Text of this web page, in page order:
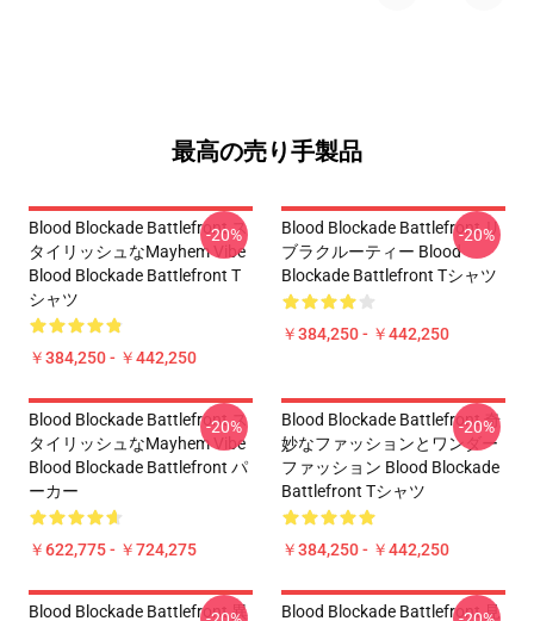
最高の売り手製品
Blood Blockade Battlefront ス
タイリッシュなMayhem Vibe
Blood Blockade Battlefront T
シャツ
￥384,250 - ￥442,250
-20%
Blood Blockade Battlefront リ
ブラクルーティー Blood
Blockade Battlefront Tシャツ
￥384,250 - ￥442,250
-20%
Blood Blockade Battlefront ス
タイリッシュなMayhem Vibe
Blood Blockade Battlefront パ
ーカー
￥622,775 - ￥724,275
-20%
Blood Blockade Battlefront 奇
妙なファッションとワンダー
ファッション Blood Blockade
Battlefront Tシャツ
￥384,250 - ￥442,250
-20%
Blood Blockade Battlefront 異
Blood Blockade Battlefront 見